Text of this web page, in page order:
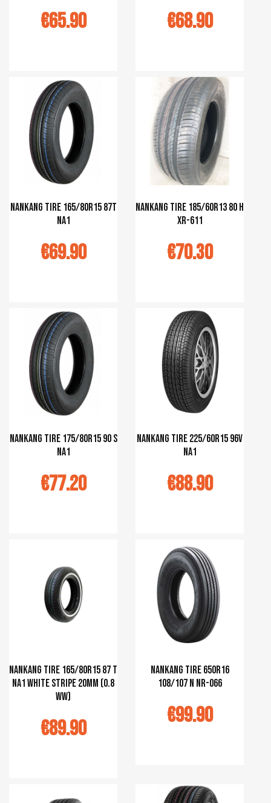
€65.90
au panier
€68.90
Ajouter au panier
Nankang tire 165/80R15 87T
NA1
€69.90
au panier
Nankang tire 185/60R13 80 H
XR-611
€70.30
Ajouter au panier
Nankang tire 175/80R15 90 S
NA1
€77.20
Nankang tire 225/60R15 96V
NA1
€88.90
Ajouter au panier
Nankang tire 165/80R15 87 T
NA1 white stripe 20mm (0.8
WW)
€89.90
Nankang tire 650R16
108/107 N NR-066
€99.90